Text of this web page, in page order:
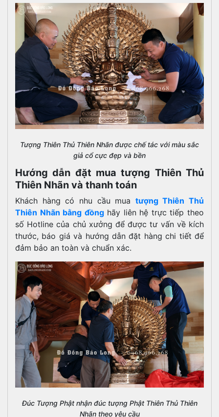
Tượng Thiên Thủ Thiên Nhãn được chế tác với màu sắc
giả cổ cực đẹp và bền
Hướng dẫn đặt mua tượng Thiên Thủ
Thiên Nhãn và thanh toán
Khách hàng có nhu cầu mua tượng Thiên Thủ
Thiên Nhãn bằng đồnghãy liên hệ trực tiếp theo
số Hotline của chủ xưởng để được tư vấn về kích
thước, báo giá và hướng dẫn đặt hàng chi tiết để
đảm bảo an toàn và chuẩn xác.
Đúc Tượng Phật nhận đúc tượng Phật Thiên Thủ Thiên
Nhãn theo yêu cầu